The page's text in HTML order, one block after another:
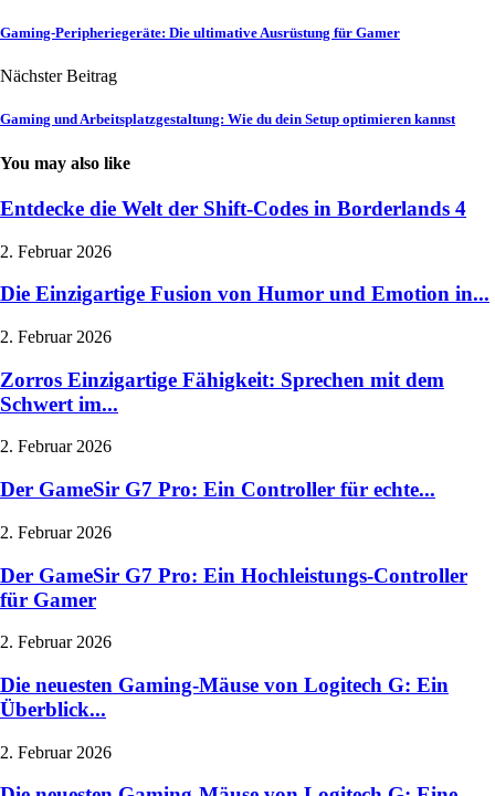
Gaming-Peripheriegeräte: Die ultimative Ausrüstung für Gamer
Nächster Beitrag
Gaming und Arbeitsplatzgestaltung: Wie du dein Setup optimieren kannst
You may also like
Entdecke die Welt der Shift-Codes in Borderlands 4
2. Februar 2026
Die Einzigartige Fusion von Humor und Emotion in...
2. Februar 2026
Zorros Einzigartige Fähigkeit: Sprechen mit dem
Schwert im...
2. Februar 2026
Der GameSir G7 Pro: Ein Controller für echte...
2. Februar 2026
Der GameSir G7 Pro: Ein Hochleistungs-Controller
für Gamer
2. Februar 2026
Die neuesten Gaming-Mäuse von Logitech G: Ein
Überblick...
2. Februar 2026